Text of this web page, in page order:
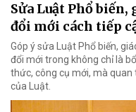
Sửa Luật Phổ biến,
đổi mới cách tiếp
Góp ý sửa Luật Phổ biến,
đổi mới trong không chỉ là
thức, công cụ mới, mà quan
của Luật.